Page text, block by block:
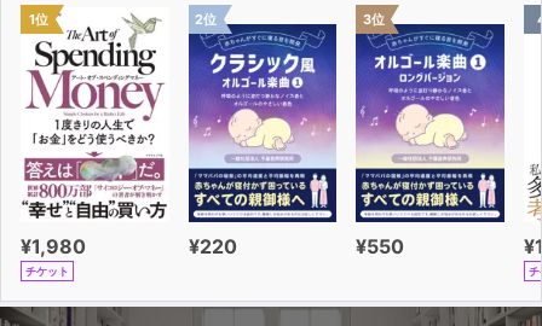
1位
¥1,980
チケット
2位
¥220
3位
¥550
チ